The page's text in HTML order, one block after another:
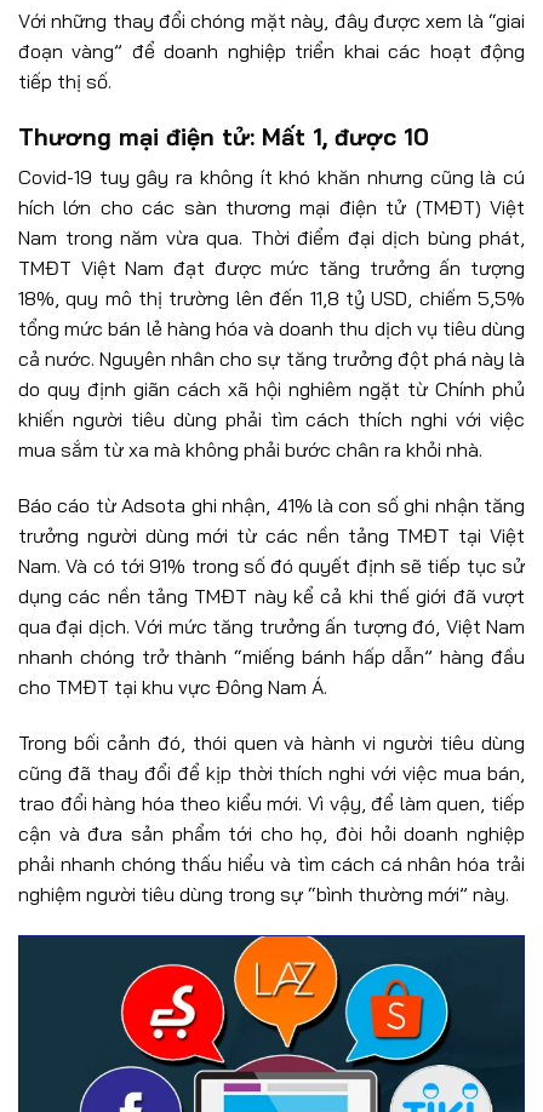
Với những thay đổi chóng mặt này, đây được xem là “giai
đoạn vàng” để doanh nghiệp triển khai các hoạt động
tiếp thị số.
Thương mại điện tử: Mất 1, được 10
Covid-19 tuy gây ra không ít khó khăn nhưng cũng là cú
hích lớn cho các sàn thương mại điện tử (TMĐT) Việt
Nam trong năm vừa qua. Thời điểm đại dịch bùng phát,
TMĐT Việt Nam đạt được mức tăng trưởng ấn tượng
18%, quy mô thị trường lên đến 11,8 tỷ USD, chiếm 5,5%
tổng mức bán lẻ hàng hóa và doanh thu dịch vụ tiêu dùng
cả nước. Nguyên nhân cho sự tăng trưởng đột phá này là
do quy định giãn cách xã hội nghiêm ngặt từ Chính phủ
khiến người tiêu dùng phải tìm cách thích nghi với việc
mua sắm từ xa mà không phải bước chân ra khỏi nhà.
Báo cáo từ Adsota ghi nhận, 41% là con số ghi nhận tăng
trưởng người dùng mới từ các nền tảng TMĐT tại Việt
Nam. Và có tới 91% trong số đó quyết định sẽ tiếp tục sử
dụng các nền tảng TMĐT này kể cả khi thế giới đã vượt
qua đại dịch. Với mức tăng trưởng ấn tượng đó, Việt Nam
nhanh chóng trở thành “miếng bánh hấp dẫn” hàng đầu
cho TMĐT tại khu vực Đông Nam Á.
Trong bối cảnh đó, thói quen và hành vi người tiêu dùng
cũng đã thay đổi để kịp thời thích nghi với việc mua bán,
trao đổi hàng hóa theo kiểu mới. Vì vậy, để làm quen, tiếp
cận và đưa sản phẩm tới cho họ, đòi hỏi doanh nghiệp
phải nhanh chóng thấu hiểu và tìm cách cá nhân hóa trải
nghiệm người tiêu dùng trong sự “bình thường mới” này.